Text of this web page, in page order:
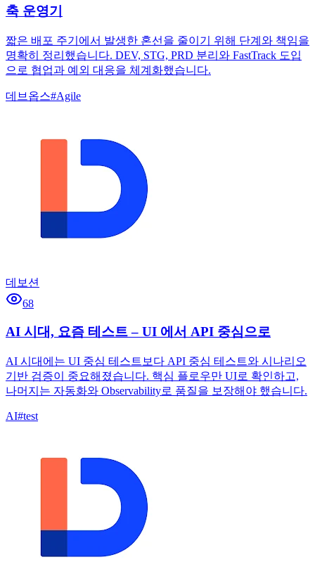
축 운영기
짧은 배포 주기에서 발생한 혼선을 줄이기 위해 단계와 책임을
명확히 정리했습니다. DEV, STG, PRD 분리와 FastTrack 도입
으로 협업과 예외 대응을 체계화했습니다.
데브옵스#Agile
데보션
68
AI 시대, 요즘 테스트 – UI 에서 API 중심으로
AI 시대에는 UI 중심 테스트보다 API 중심 테스트와 시나리오
기반 검증이 중요해졌습니다. 핵심 플로우만 UI로 확인하고,
나머지는 자동화와 Observability로 품질을 보장해야 했습니다.
AI#test